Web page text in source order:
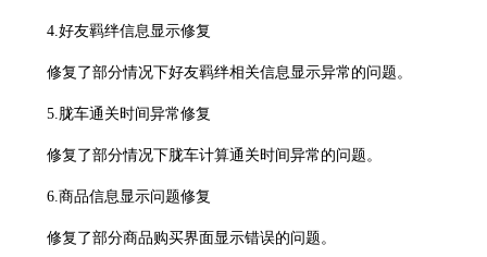
4.好友羁绊信息显示修复
修复了部分情况下好友羁绊相关信息显示异常的问题。
5.胧车通关时间异常修复
修复了部分情况下胧车计算通关时间异常的问题。
6.商品信息显示问题修复
修复了部分商品购买界面显示错误的问题。